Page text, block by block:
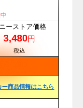
ーストア価格
3,480円
税込
ー商品情報はこちら